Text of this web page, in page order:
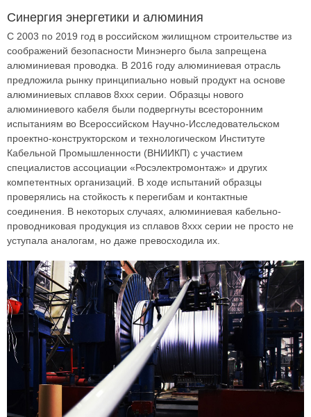
Синергия энергетики и алюминия
С 2003 по 2019 год в российском жилищном строительстве из
соображений безопасности Минэнерго была запрещена
алюминиевая проводка. В 2016 году алюминиевая отрасль
предложила рынку принципиально новый продукт на основе
алюминиевых сплавов 8ххх серии. Образцы нового
алюминиевого кабеля были подвергнуты всесторонним
испытаниям во Всероссийском Научно-Исследовательском
проектно-конструкторском и технологическом Институте
Кабельной Промышленности (ВНИИКП) с участием
специалистов ассоциации «Росэлектромонтаж» и других
компетентных организаций. В ходе испытаний образцы
проверялись на стойкость к перегибам и контактные
соединения. В некоторых случаях, алюминиевая кабельно-
проводниковая продукция из сплавов 8ххх серии не просто не
уступала аналогам, но даже превосходила их.